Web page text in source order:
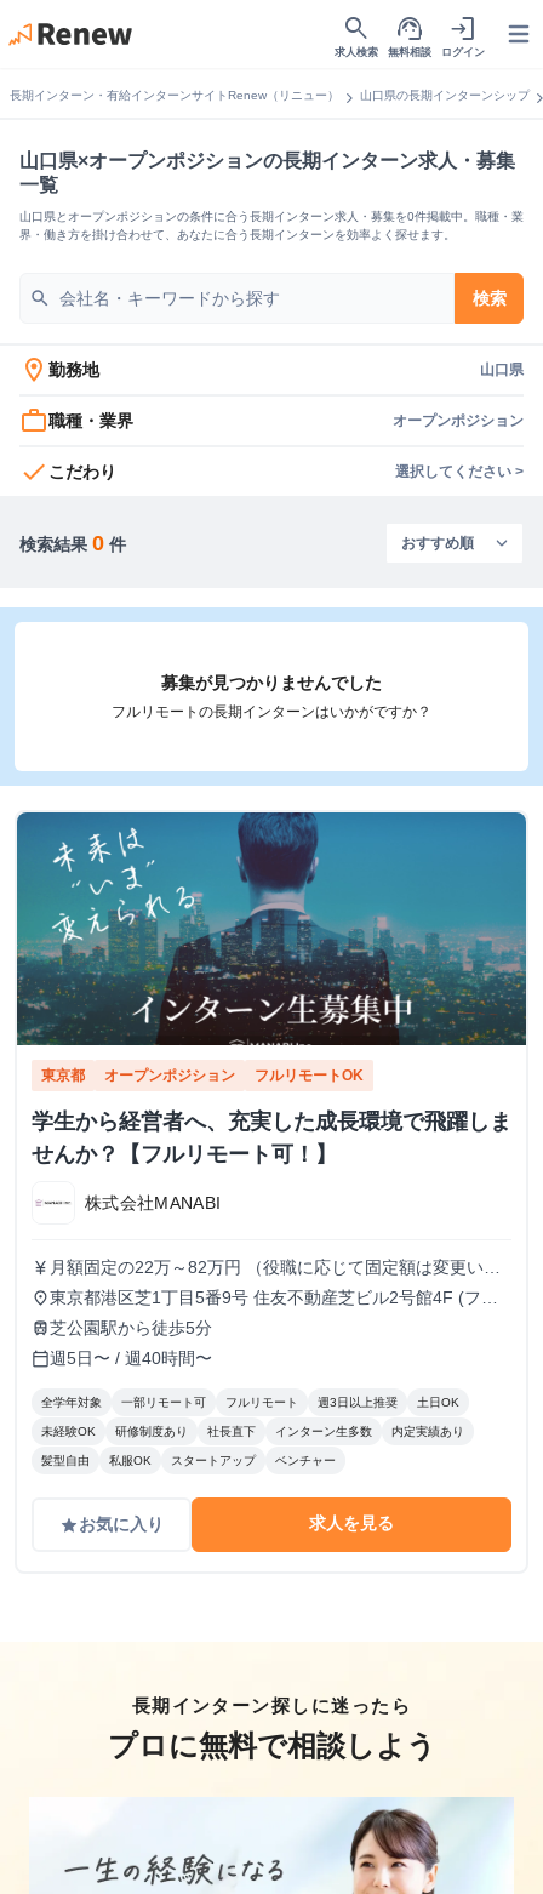
search
求人検索
support_agent
無料相談
login
ログイン
長期インターン・有給インターンサイトRenew（リニュー） chevron_right 山口県の長期インターンシップ
山口県×オープンポジションの長期インターン求人・募集
一覧
山口県とオープンポジションの条件に合う長期インターン求人・募集を0件掲載中。職種・業
界・働き方を掛け合わせて、あなたに合う長期インターンを効率よく探せます。
search 検索
location_on 勤務地 山口県
work_outline職種・業界 オープンポジション
check こだわり 選択してください >
検索結果 0 件
募集が見つかりませんでした
フルリモートの長期インターンはいかがですか？
東京都 オープンポジション フルリモートOK
学生から経営者へ、充実した成長環境で飛躍しま
せんか？【フルリモート可！】
株式会社MANABI
currency_yen 月額固定の22万～82万円 （役職に応じて固定額は変更いた
します）
place東京都港区芝1丁目5番9号 住友不動産芝ビル2号館4F (フル
リモート/出勤は自由です)
train芝公園駅から徒歩5分
calendar_today週5日〜 / 週40時間〜
全学年対象 一部リモート可 フルリモート 週3日以上推奨 土日OK
未経験OK 研修制度あり 社長直下 インターン生多数 内定実績あり
髪型自由 私服OK スタートアップ ベンチャー
gradeお気に入り 求人を見る
長期インターン探しに迷ったら
プロに無料で相談しよう